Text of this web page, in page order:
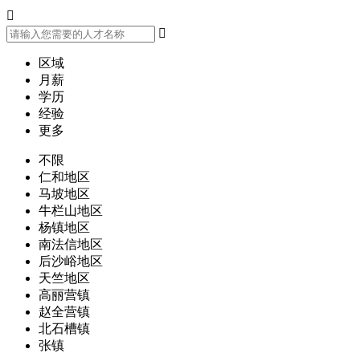


区域
月薪
学历
经验
更多
不限
仁和地区
马坡地区
牛栏山地区
杨镇地区
南法信地区
后沙峪地区
天竺地区
高丽营镇
赵全营镇
北石槽镇
张镇